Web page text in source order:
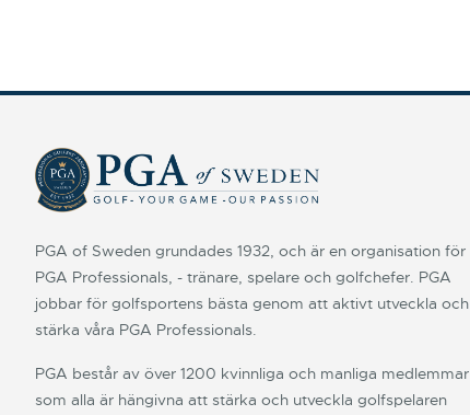
PGA of Sweden grundades 1932, och är en organisation för
PGA Professionals, - tränare, spelare och golfchefer. PGA
jobbar för golfsportens bästa genom att aktivt utveckla och
stärka våra PGA Professionals.
PGA består av över 1200 kvinnliga och manliga medlemmar
som alla är hängivna att stärka och utveckla golfspelaren